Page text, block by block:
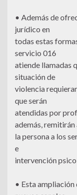
• Además de
jurídico en
todas estas
servicio 016
atiende llamadas
situación de
violencia
que serán
atendidas por
además, remitirán
la persona a los
e
intervención
• Esta